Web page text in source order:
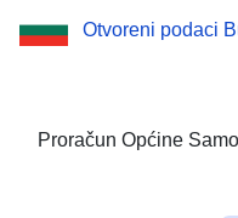
Otvoreni podaci
Proračun Općine